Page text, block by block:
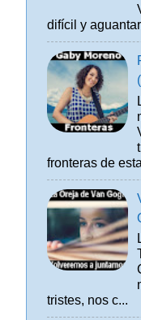
difícil y
fronteras de
tristes, nos c...